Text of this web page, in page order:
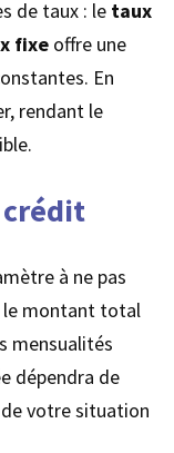
de taux : le taux
fixeoffre une
En
rendant le
crédit
à ne pas
le montant total
mensualités
dépendra de
votre situation